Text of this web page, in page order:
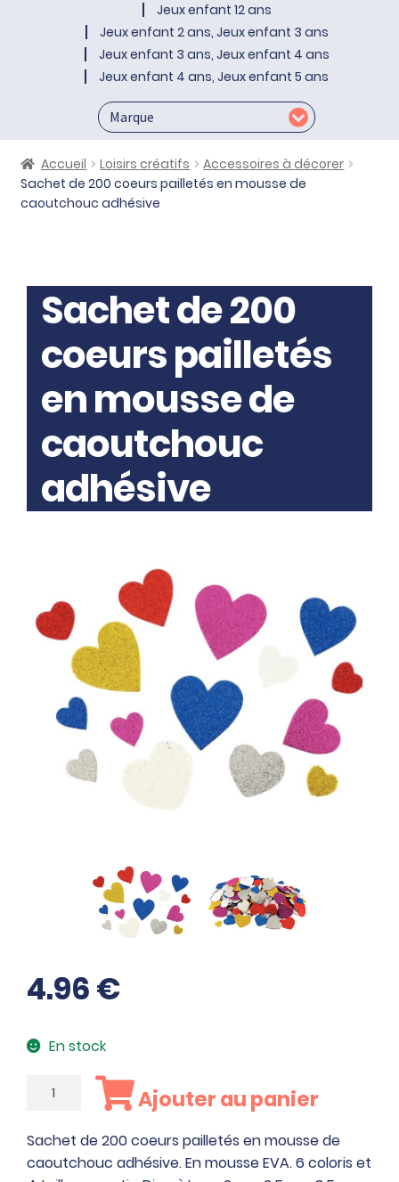
Jeux enfant 12 ans
Jeux enfant 2 ans, Jeux enfant 3 ans
Jeux enfant 3 ans, Jeux enfant 4 ans
Jeux enfant 4 ans, Jeux enfant 5 ans
Accueil Loisirs créatifs
Accessoires à décorer
Sachet de 200 coeurs pailletés en mousse de
caoutchouc adhésive
Sachet de 200
coeurs pailletés
en mousse de
caoutchouc
adhésive
4.96€
En stock
quantité
Sachet
de
200
Ajouter au panier
Sachet de 200 coeurs pailletés en mousse de
caoutchouc adhésive. En mousse EVA. 6 coloris et